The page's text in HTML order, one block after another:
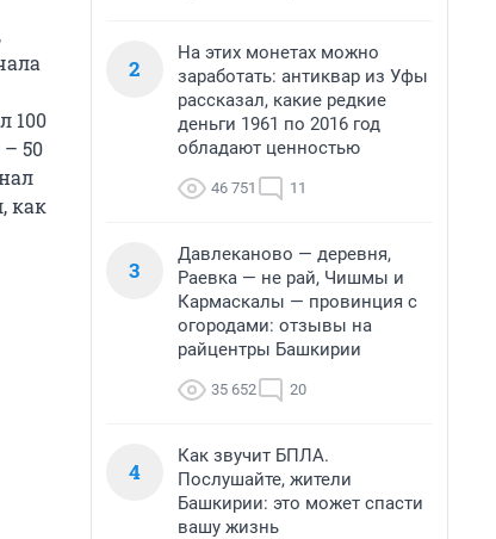
100
50
как
2
На этих монетах можно
заработать: антиквар из Уфы
рассказал, какие редкие
деньги 1961 по 2016 год
обладают ценностью
46 751 11
3
Давлеканово — деревня,
Раевка — не рай, Чишмы и
Кармаскалы — провинция с
огородами: отзывы на
райцентры Башкирии
35 652 20
4
Как звучит БПЛА.
Послушайте, жители
Башкирии: это может спасти
вашу жизнь